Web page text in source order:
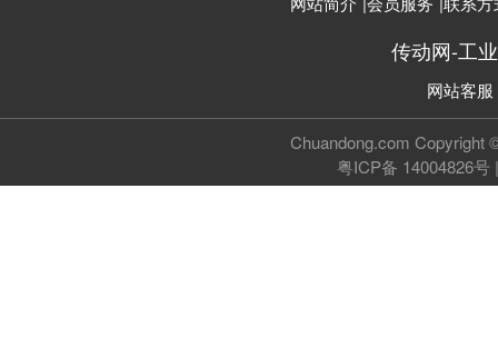
传动网-工
网站客服
Chuandong.com Copyright
粤ICP备 14004826号